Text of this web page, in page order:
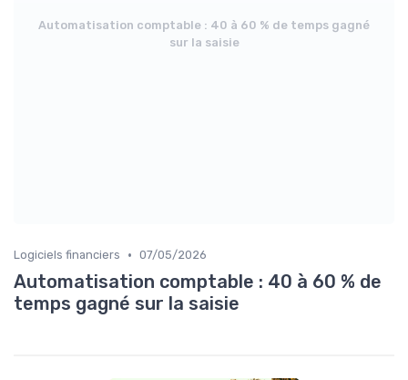
Automatisation comptable : 40 à 60 % de temps gagné
sur la saisie
Logiciels financiers • 07/05/2026
Automatisation comptable : 40 à 60 % de
temps gagné sur la saisie